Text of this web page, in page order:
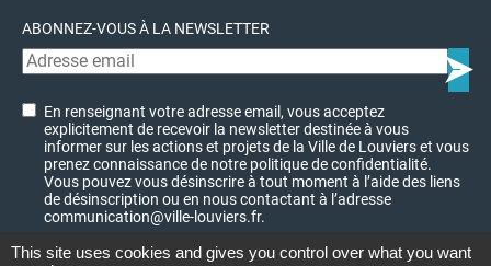
ABONNEZ-VOUS À LA NEWSLETTER
En renseignant votre adresse email, vous acceptez
explicitement de recevoir la newsletter destinée à vous
informer sur les actions et projets de la Ville de Louviers et vous
prenez connaissance de notre politique de confidentialité.
Vous pouvez vous désinscrire à tout moment à l’aide des liens
de désinscription ou en nous contactant à l’adresse
communication@ville-louviers.fr.
This site uses cookies and gives you control over what you want